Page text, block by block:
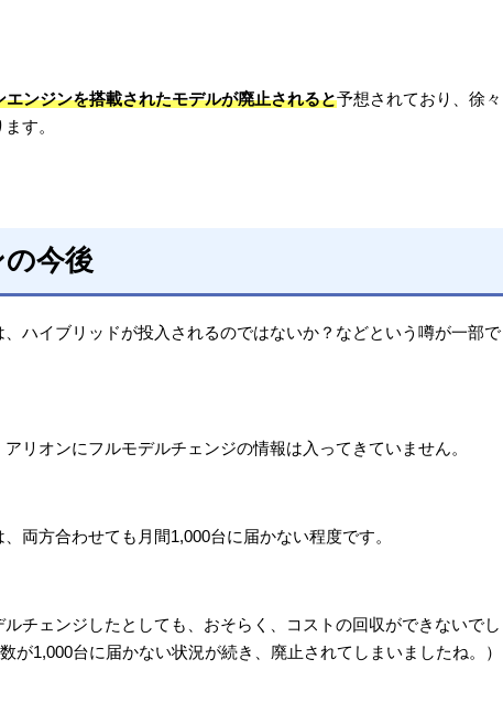
エンジンを搭載されたモデルが廃止されると予想されており、徐々
す。
今後
ハイブリッドが投入されるのではないか？などという噂が一部で
リオンにフルモデルチェンジの情報は入ってきていません。
両方合わせても月間1,000台に届かない程度です。
チェンジしたとしても、おそらく、コストの回収ができないでし
が1,000台に届かない状況が続き、廃止されてしまいましたね。）